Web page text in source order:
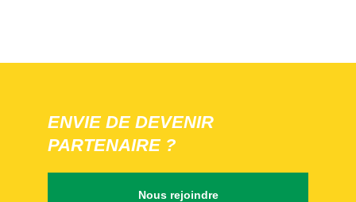
ENVIE DE DEVENIR
PARTENAIRE ?
Nous rejoindre